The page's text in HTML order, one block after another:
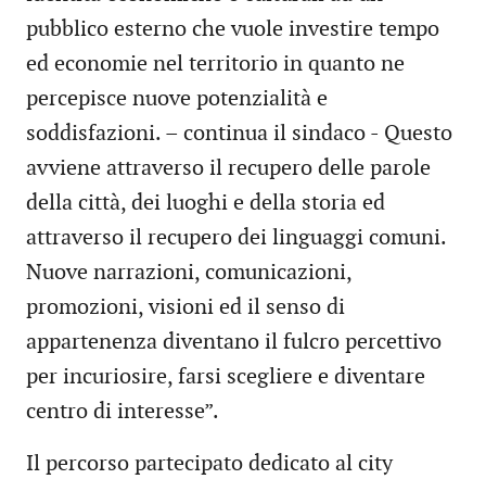
pubblico esterno che vuole investire tempo
ed economie nel territorio in quanto ne
percepisce nuove potenzialità e
soddisfazioni. – continua il sindaco - Questo
avviene attraverso il recupero delle parole
della città, dei luoghi e della storia ed
attraverso il recupero dei linguaggi comuni.
Nuove narrazioni, comunicazioni,
promozioni, visioni ed il senso di
appartenenza diventano il fulcro percettivo
per incuriosire, farsi scegliere e diventare
centro di interesse”.
Il percorso partecipato dedicato al city